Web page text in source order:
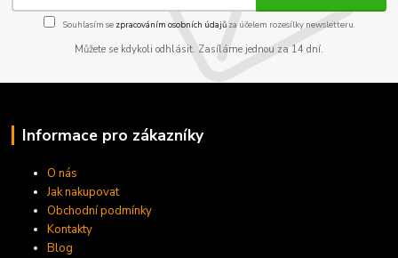
Souhlasím se zpracováním osobních údajůza účelem rozesílky newsletteru.
Můžete se kdykoli odhlásit. Zasíláme jednou za 14 dní.
Informace pro zákazníky
O nás
Jak nakupovat
Obchodní podmínky
Kontakty
Blog